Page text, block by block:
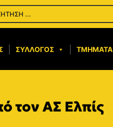
ΣΎΛΛΟΓΟΣ ΤΜΉΜΑΤΑ
τον ΑΣ Ελπίς